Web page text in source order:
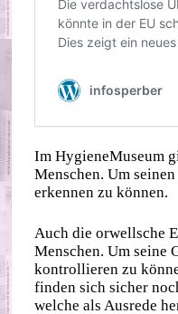
Im HygieneMuseum
Menschen. Um
erkennen zu können.
Auch die orwellsche
Menschen. Um seine
kontrollieren zu
finden sich sicher
welche als Ausrede